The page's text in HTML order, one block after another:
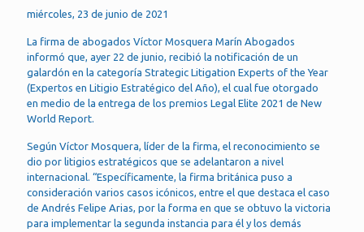
miércoles, 23 de junio de 2021
La firma de abogados Víctor Mosquera Marín Abogados
informó que, ayer 22 de junio, recibió la notificación de un
galardón en la categoría Strategic Litigation Experts of the Year
(Expertos en Litigio Estratégico del Año), el cual fue otorgado
en medio de la entrega de los premios Legal Elite 2021 de New
World Report.
Según Víctor Mosquera, líder de la firma, el reconocimiento se
dio por litigios estratégicos que se adelantaron a nivel
internacional. “Específicamente, la firma británica puso a
consideración varios casos icónicos, entre el que destaca el caso
de Andrés Felipe Arias, por la forma en que se obtuvo la victoria
para implementar la segunda instancia para él y los demás